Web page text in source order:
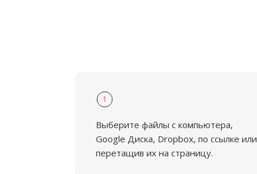
1
Выберите файлы с компьютера,
Google Диска, Dropbox, по ссылке или
перетащив их на страницу.